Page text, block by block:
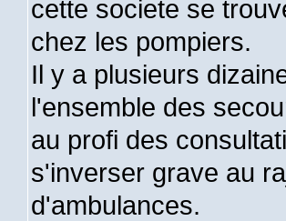
cette societe se
chez les pompiers.
Il y a plusieurs
l'ensemble des
au profi des
s'inverser grave au
d'ambulances.